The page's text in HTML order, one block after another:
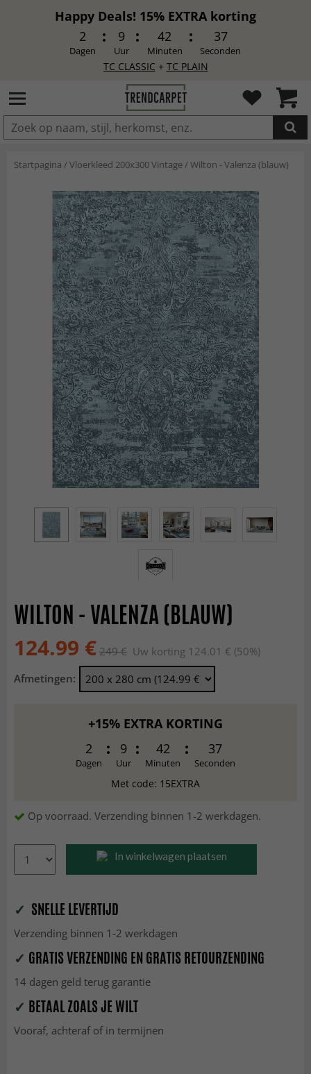
Happy Deals! 15% EXTRA korting
2
Dagen
9
Uur
42
Minuten
36
Seconden
TC CLASSIC + TC PLAIN
IN DE WINKELWAGEN GELEGD
Startpagina /Vloerkleed 200x300 Vintage/Wilton - Valenza (blauw)
WILTON - VALENZA (BLAUW)
124.99 € 249 € Uw korting 124.01 € (50%)
Afmetingen:
+15% EXTRA KORTING
2
Dagen
9
Uur
42
Minuten
36
Seconden
Met code: 15EXTRA
Op voorraad. Verzending binnen 1-2 werkdagen.
In winkelwagen plaatsen
✓ SNELLE LEVERTIJD
Verzending binnen 1-2 werkdagen
✓ GRATIS VERZENDING EN GRATIS RETOURZENDING
14 dagen geld terug garantie
✓ BETAAL ZOALS JE WILT
Vooraf, achteraf of in termijnen